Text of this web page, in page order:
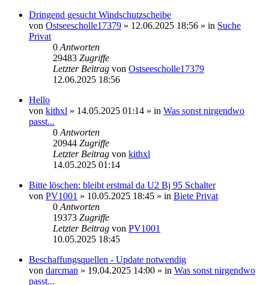
Dringend gesucht Windschutzscheibe
von Ostseescholle17379 » 12.06.2025 18:56 » in Suche
Privat
0 Antworten
29483 Zugriffe
Letzter Beitrag von Ostseescholle17379
12.06.2025 18:56
Hello
von kithxl » 14.05.2025 01:14 » in Was sonst nirgendwo
passt...
0 Antworten
20944 Zugriffe
Letzter Beitrag von kithxl
14.05.2025 01:14
Bitte löschen: bleibt erstmal da U2 Bj 95 Schalter
von PV1001 » 10.05.2025 18:45 » in Biete Privat
0 Antworten
19373 Zugriffe
Letzter Beitrag von PV1001
10.05.2025 18:45
Beschaffungsquellen - Update notwendig
von darcman » 19.04.2025 14:00 » in Was sonst nirgendwo
passt...